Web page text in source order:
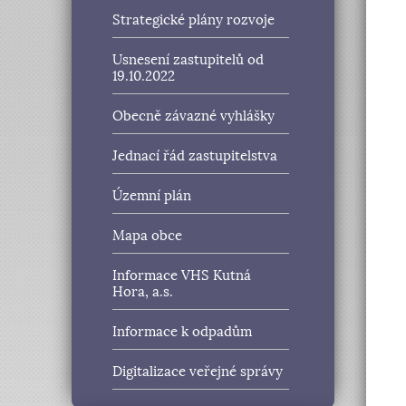
Strategické plány rozvoje
Usnesení zastupitelů od
19.10.2022
Obecně závazné vyhlášky
Jednací řád zastupitelstva
Územní plán
Mapa obce
Informace VHS Kutná
Hora, a.s.
Informace k odpadům
Digitalizace veřejné správy